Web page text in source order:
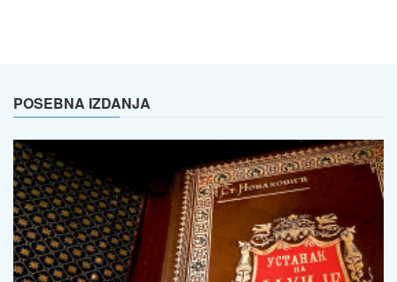
POSEBNA IZDANJA